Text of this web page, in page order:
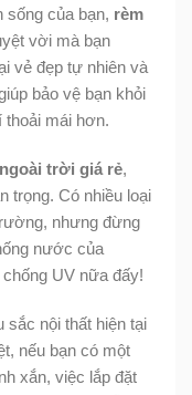
sống của bạn, rèm
vời mà bạn
vẻ đẹp tự nhiên và
bảo vệ bạn khỏi
thoải mái hơn.
trời giá rẻ,
trọng. Có nhiều loại
nhưng đừng
nước của
UV nữa đấy!
nội thất hiện tại
nếu bạn có một
xắn, việc lắp đặt